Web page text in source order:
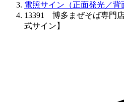
電照サイン（正面発光／背
13391 博多まぜそば専門
式サイン】